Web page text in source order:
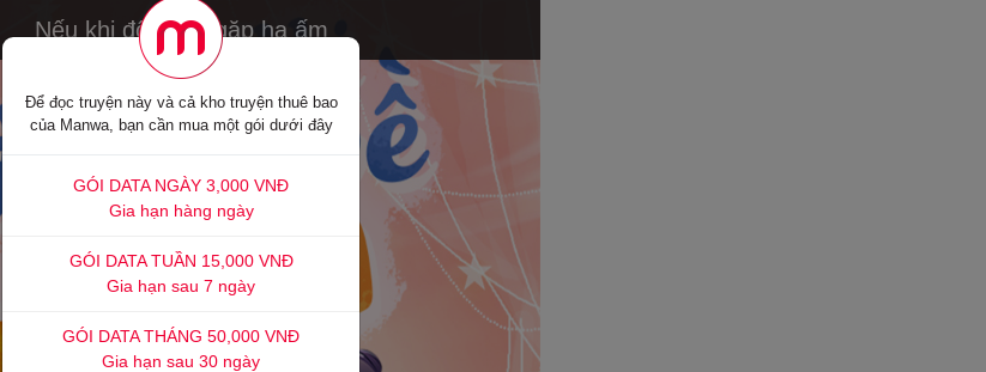
Nếu khi đông về gặp hạ ấm
Để đọc truyện này và cả kho truyện thuê bao
của Manwa, bạn cần mua một gói dưới đây
GÓI DATA NGÀY 3,000 VNĐ
Gia hạn hàng ngày
GÓI DATA TUẦN 15,000 VNĐ
Gia hạn sau 7 ngày
GÓI DATA THÁNG 50,000 VNĐ
Gia hạn sau 30 ngày